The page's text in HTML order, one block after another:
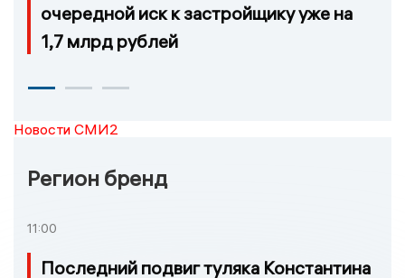
очередной иск к застройщику уже на
1,7 млрд рублей
Новости СМИ2
Регион бренд
11:00
Последний подвиг туляка Константина